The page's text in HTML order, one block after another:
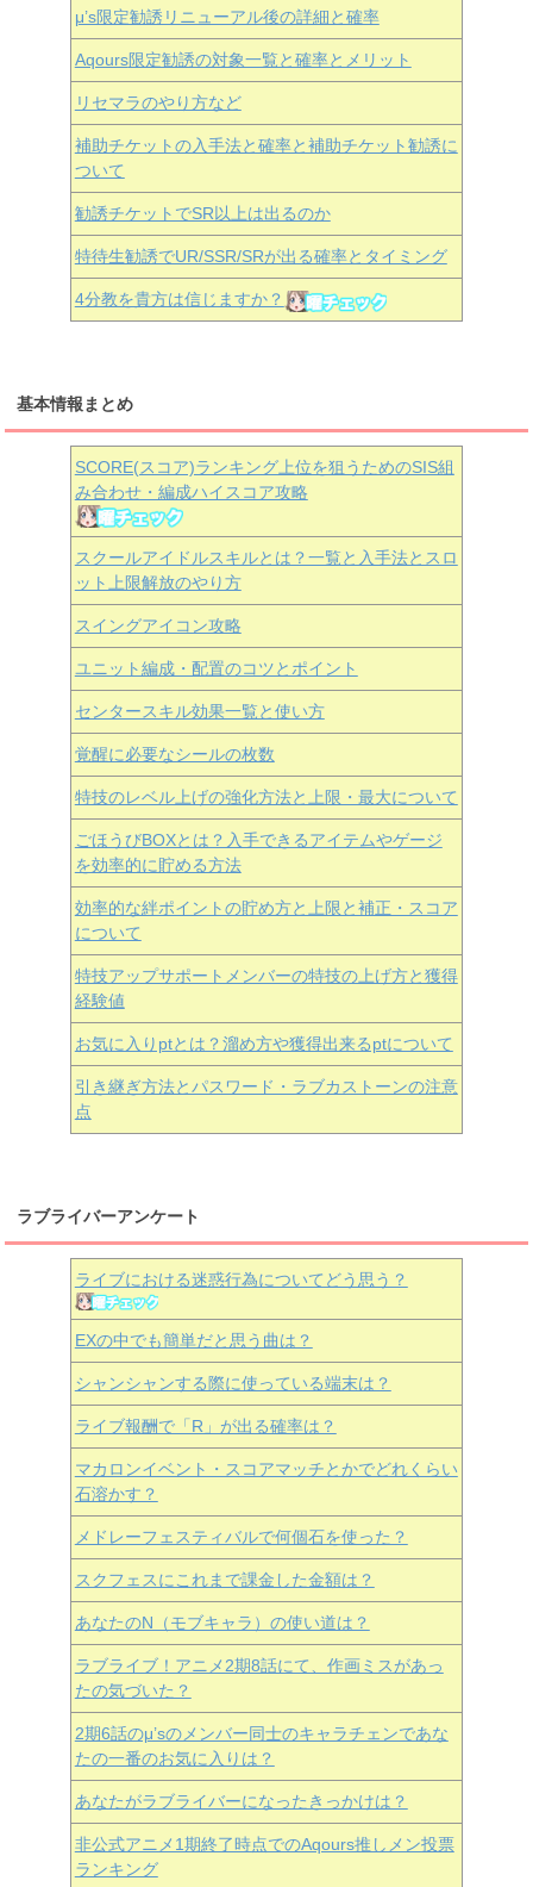
μ’s限定勧誘リニューアル後の詳細と確率
Aqours限定勧誘の対象一覧と確率とメリット
リセマラのやり方など
補助チケットの入手法と確率と補助チケット勧誘に
ついて
勧誘チケットでSR以上は出るのか
特待生勧誘でUR/SSR/SRが出る確率とタイミング
4分教を貴方は信じますか？
基本情報まとめ
SCORE(スコア)ランキング上位を狙うためのSIS組
み合わせ・編成ハイスコア攻略
スクールアイドルスキルとは？一覧と入手法とスロ
ット上限解放のやり方
スイングアイコン攻略
ユニット編成・配置のコツとポイント
センタースキル効果一覧と使い方
覚醒に必要なシールの枚数
特技のレベル上げの強化方法と上限・最大について
ごほうびBOXとは？入手できるアイテムやゲージ
を効率的に貯める方法
効率的な絆ポイントの貯め方と上限と補正・スコア
について
特技アップサポートメンバーの特技の上げ方と獲得
経験値
お気に入りptとは？溜め方や獲得出来るptについて
引き継ぎ方法とパスワード・ラブカストーンの注意
点
ラブライバーアンケート
ライブにおける迷惑行為についてどう思う？
EXの中でも簡単だと思う曲は？
シャンシャンする際に使っている端末は？
ライブ報酬で「R」が出る確率は？
マカロンイベント・スコアマッチとかでどれくらい
石溶かす？
メドレーフェスティバルで何個石を使った？
スクフェスにこれまで課金した金額は？
あなたのN（モブキャラ）の使い道は？
ラブライブ！アニメ2期8話にて、作画ミスがあっ
たの気づいた？
2期6話のμ’sのメンバー同士のキャラチェンであな
たの一番のお気に入りは？
あなたがラブライバーになったきっかけは？
非公式アニメ1期終了時点でのAqours推しメン投票
ランキング